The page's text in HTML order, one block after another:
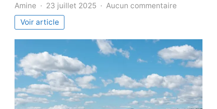
Amine 23 juillet 2025 Aucun commentaire
débarras
de
maison
sans
stress
?
Voir article